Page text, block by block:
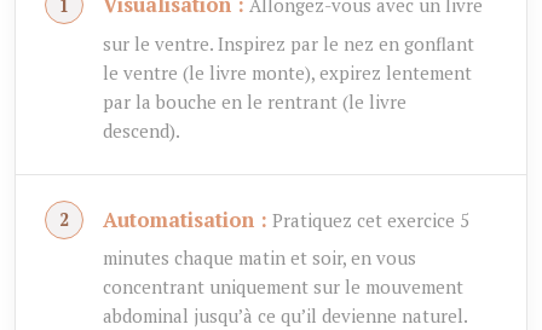
Allongez-vous avec un livre
sur le ventre. Inspirez par le nez en gonflant
le ventre (le livre monte), expirez lentement
par la bouche en le rentrant (le livre
descend).
Automatisation : Pratiquez cet exercice 5
minutes chaque matin et soir, en vous
concentrant uniquement sur le mouvement
abdominal jusqu’à ce qu’il devienne naturel.